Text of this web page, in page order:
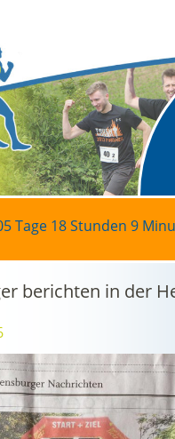
Tage 18 Stunden 9
berichten in der